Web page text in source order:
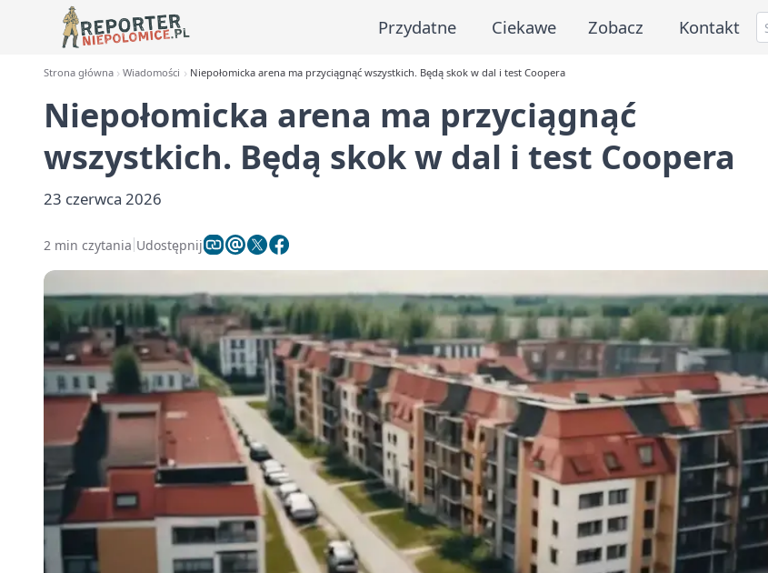
Przydatne Ciekawe Zobacz Kontakt
Strona główna Wiadomości Niepołomicka arena ma przyciągnąć wszystkich. Będą skok w dal i test Coopera
Niepołomicka arena ma przyciągnąć
wszystkich. Będą skok w dal i test Coopera
23 czerwca 2026
2 min czytania Udostępnij